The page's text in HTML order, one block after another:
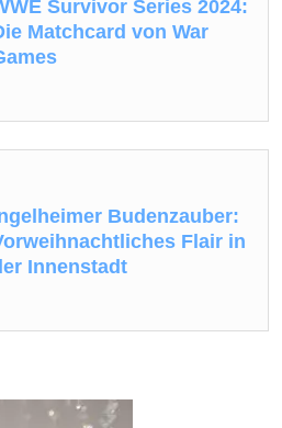
Survivor Series 2024:
Matchcard von War
Budenzauber:
Flair in
Innenstadt